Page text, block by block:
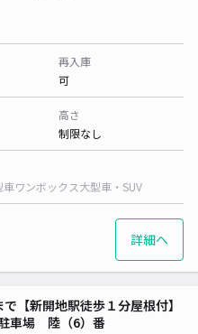
再入庫
可
高さ
制限なし
車ワンボックス大型車・SUV
詳細へ
【新開地駅徒歩１分屋根付】
車場 陸（6）番